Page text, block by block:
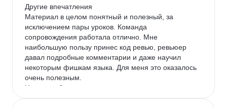
Другие впечатления
Материал в целом понятный и полезный, за
исключением пары уроков. Команда
сопровождения работала отлично. Мне
наибольшую пользу принес код ревью, ревьюер
давал подробные комментарии и даже научил
некоторым фишкам языка. Для меня это оказалось
очень полезным.
Но нужно быть готовым - для новичка в